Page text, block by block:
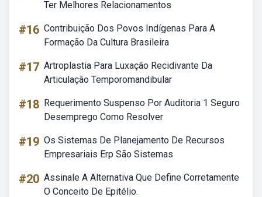
Ter Melhores Relacionamentos
#16 Contribuição Dos Povos Indígenas Para A
Formação Da Cultura Brasileira
#17 Artroplastia Para Luxação Recidivante Da
Articulação Temporomandibular
#18 Requerimento Suspenso Por Auditoria 1 Seguro
Desemprego Como Resolver
#19 Os Sistemas De Planejamento De Recursos
Empresariais Erp São Sistemas
#20 Assinale A Alternativa Que Define Corretamente
O Conceito De Epitélio.